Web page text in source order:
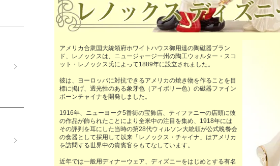
アメリカ合衆国大統領府ホワイトハウス御用達の陶磁器ブラン
ド、レノックスは、ニュージャージー州の陶工ウォルター・スコ
ット・レノックス氏によって1889年に設立されました。
彼は、ヨーロッパに対抗できるアメリカの焼き物を作ることを目
標に掲げ、透光性のある象牙色（アイボリー色）の磁器ファイン
ボーンチャイナを開発しました。
1916年、ニューヨーク5番街の宝飾店、ティファニーの店頭に彼
の作品が飾られたことにより全米中の注目を集め、1918年には
その評判を耳にした当時の第28代ウィルソン大統領が公式晩餐会
の食器として採用して以来「レノックス・チャイナ」はアメリカ
を訪問する世界中の貴賓客をもてなしています。
近年では一般用ディナーウェア、ディズニーをはじめとする有名